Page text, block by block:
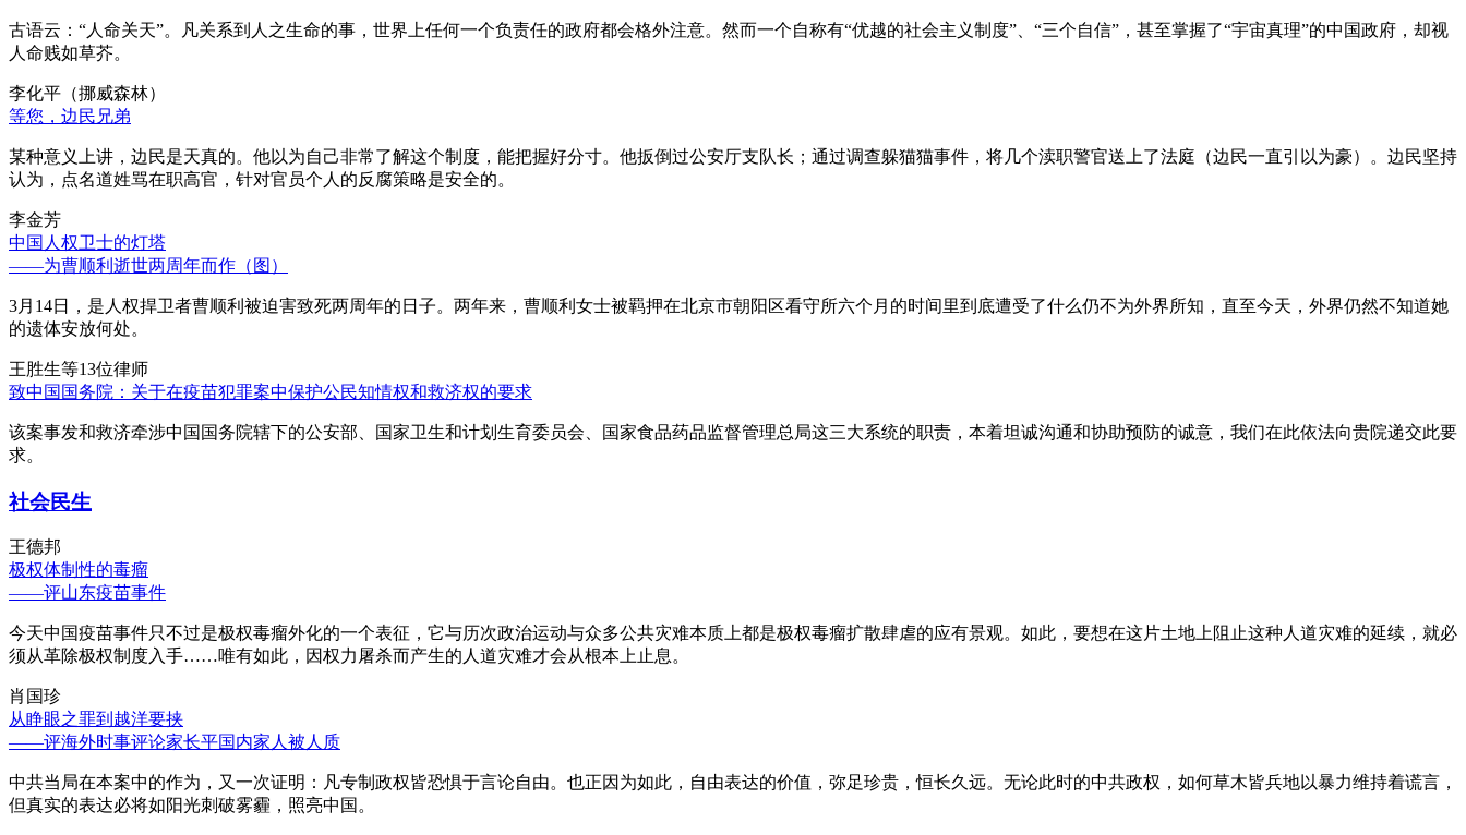
古语云：“人命关天”。凡关系到人之生命的事，世界上任何一个负责任的政府都会格外注意。然而一个自称有“优越的社会主义制度”、“三个自信”，甚至掌握了“宇宙真理”的中国政府，却视
人命贱如草芥。
李化平（挪威森林）
等您，边民兄弟
某种意义上讲，边民是天真的。他以为自己非常了解这个制度，能把握好分寸。他扳倒过公安厅支队长；通过调查躲猫猫事件，将几个渎职警官送上了法庭（边民一直引以为豪）。边民坚持
认为，点名道姓骂在职高官，针对官员个人的反腐策略是安全的。
李金芳
中国人权卫士的灯塔
——为曹顺利逝世两周年而作（图）
3月14日，是人权捍卫者曹顺利被迫害致死两周年的日子。两年来，曹顺利女士被羁押在北京市朝阳区看守所六个月的时间里到底遭受了什么仍不为外界所知，直至今天，外界仍然不知道她
的遗体安放何处。
王胜生等13位律师
致中国国务院：关于在疫苗犯罪案中保护公民知情权和救济权的要求
该案事发和救济牵涉中国国务院辖下的公安部、国家卫生和计划生育委员会、国家食品药品监督管理总局这三大系统的职责，本着坦诚沟通和协助预防的诚意，我们在此依法向贵院递交此要
求。
社会民生
王德邦
极权体制性的毒瘤
——评山东疫苗事件
今天中国疫苗事件只不过是极权毒瘤外化的一个表征，它与历次政治运动与众多公共灾难本质上都是极权毒瘤扩散肆虐的应有景观。如此，要想在这片土地上阻止这种人道灾难的延续，就必
须从革除极权制度入手……唯有如此，因权力屠杀而产生的人道灾难才会从根本上止息。
肖国珍
从睁眼之罪到越洋要挟
——评海外时事评论家长平国内家人被人质
中共当局在本案中的作为，又一次证明：凡专制政权皆恐惧于言论自由。也正因为如此，自由表达的价值，弥足珍贵，恒长久远。无论此时的中共政权，如何草木皆兵地以暴力维持着谎言，
但真实的表达必将如阳光刺破雾霾，照亮中国。